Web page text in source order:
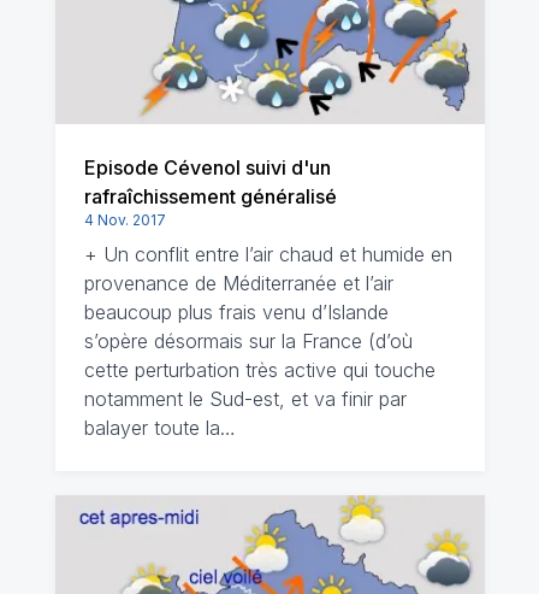
Episode Cévenol suivi d'un
rafraîchissement généralisé
4 Nov. 2017
+ Un conflit entre l’air chaud et humide en
provenance de Méditerranée et l’air
beaucoup plus frais venu d’Islande
s’opère désormais sur la France (d’où
cette perturbation très active qui touche
notamment le Sud-est, et va finir par
balayer toute la…